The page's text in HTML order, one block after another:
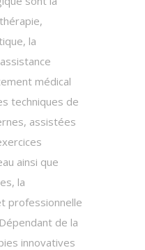
la
médical
techniques de
assistées
ainsi que
la
professionnelle
de la
innovatives